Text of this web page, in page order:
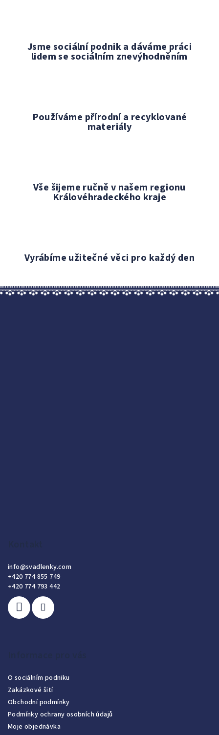
í
p
ý
p
Jsme sociální podnik a dáváme práci
lidem se sociálním znevýhodněním
Používáme přírodní a recyklované
materiály
Vše šijeme ručně v našem regionu
Královéhradeckého kraje
Vyrábíme užitečné věci pro každý den
info@svadlenky.com
+420 774 855 749
+420 774 793 442
O sociálním podniku
Zakázkové šití
Obchodní podmínky
Podmínky ochrany osobních údajů
Moje objednávka